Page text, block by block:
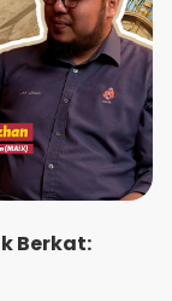
Berkat: